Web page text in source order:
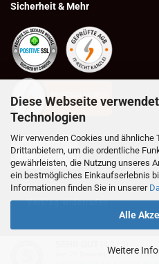
Diese Webseite
Technologien
Wir verwenden Cookies und ähnliche
Drittanbietern, um die ordentliche
gewährleisten, die Nutzung unseres
ein bestmögliches Einkaufserlebnis
Informationen finden Sie in unserer
Alle
Weitere
Sicherheit & Mehr
Vertrag widerrufen
(4.9 / 5)
Bewertungen bei: